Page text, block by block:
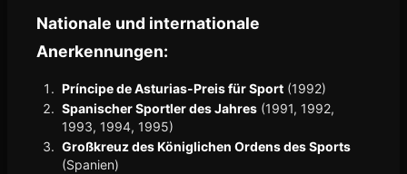
Nationale und internationale
Anerkennungen:
Príncipe de Asturias-Preis für Sport (1992)
Spanischer Sportler des Jahres (1991, 1992,
1993, 1994, 1995)
Großkreuz des Königlichen Ordens des Sports
(Spanien)